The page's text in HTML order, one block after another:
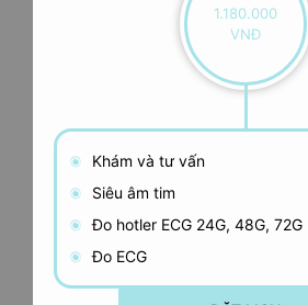
1.180.000
VNĐ
Khám và tư vấn
Siêu âm tim
Đo hotler ECG 24G, 48G, 72G
Đo ECG